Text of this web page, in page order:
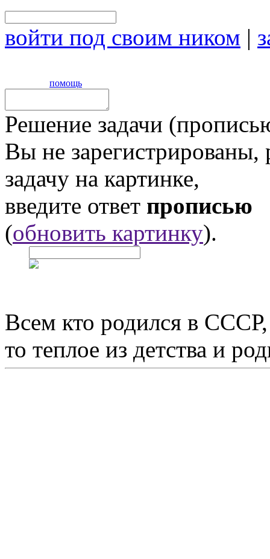
войти под своим ником |
помощь
Решение задачи
Вы не
задачу на картинке,
введите ответ прописью
(обновить картинку).
Всем кто родился в
то теплое из детства и